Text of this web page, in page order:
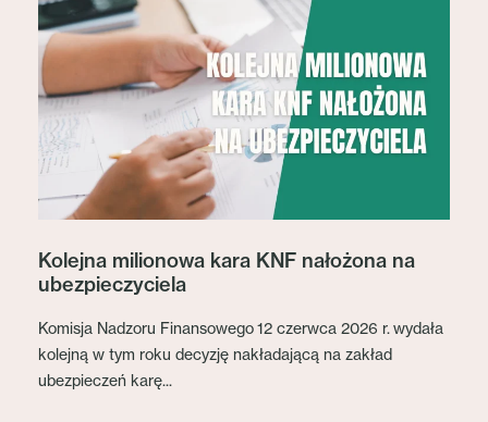
Kolejna milionowa kara KNF nałożona na
ubezpieczyciela
Komisja Nadzoru Finansowego 12 czerwca 2026 r. wydała
kolejną w tym roku decyzję nakładającą na zakład
ubezpieczeń karę...